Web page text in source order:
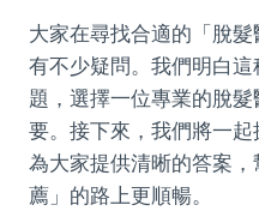
大家在尋找合適的「脫
有不少疑問。我們明白
題，選擇一位專業的脫
要。接下來，我們將一
為大家提供清晰的答案
薦」的路上更順暢。